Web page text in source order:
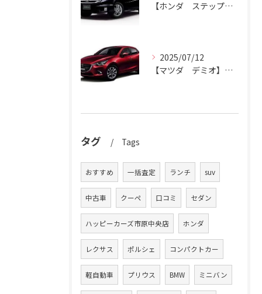
【ホンダ ステップワゴン】ハッピーカーズ市原中央店がステップワゴン買取ります。
2025/07/12
【マツダ デミオ】デミオの買取りはハッピーカーズ市原中央店におまかせ。
タグ Tags
おすすめ 一括査定 ランチ suv
中古車 クーペ 口コミ セダン
ハッピーカーズ市原中央店 ホンダ
レクサス ポルシェ コンパクトカー
軽自動車 プリウス BMW ミニバン